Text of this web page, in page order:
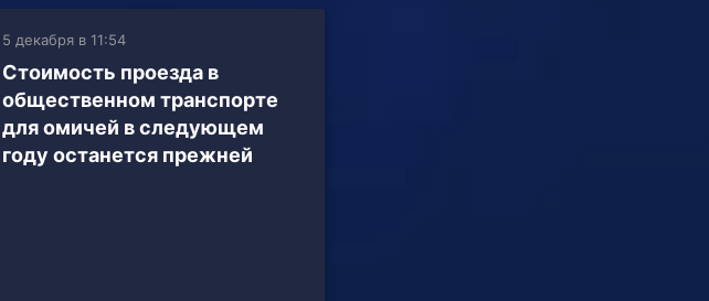
5 декабря в 11:54
Стоимость проезда в
общественном транспорте
для омичей в следующем
году останется прежней